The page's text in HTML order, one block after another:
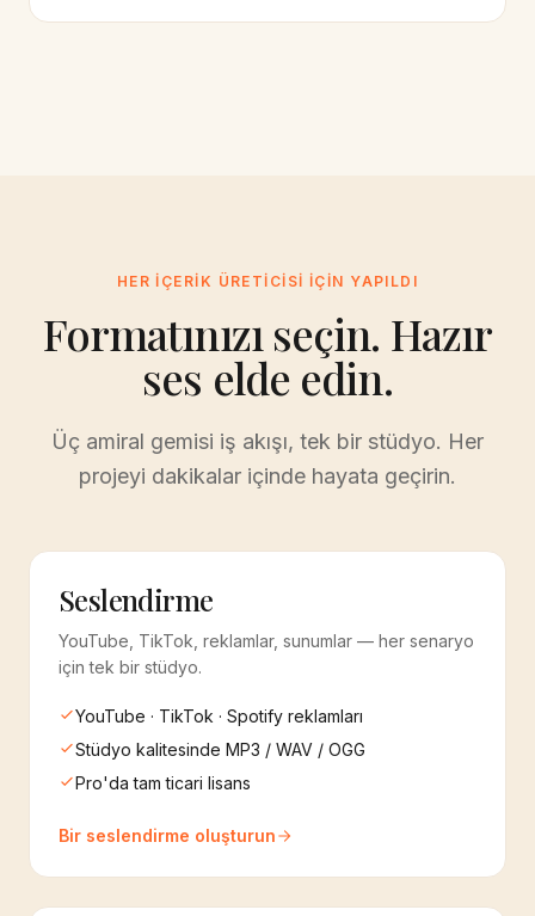
HER IÇERIK ÜRETICISI IÇIN YAPILDI
Formatınızı seçin. Hazır
ses elde edin.
Üç amiral gemisi iş akışı, tek bir stüdyo. Her
projeyi dakikalar içinde hayata geçirin.
Seslendirme
YouTube, TikTok, reklamlar, sunumlar — her senaryo
için tek bir stüdyo.
YouTube · TikTok · Spotify reklamları
Stüdyo kalitesinde MP3 / WAV / OGG
Pro'da tam ticari lisans
Bir seslendirme oluşturun